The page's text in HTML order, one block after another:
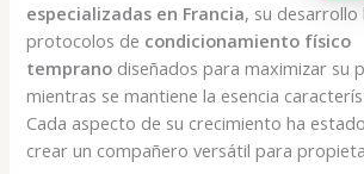
especializadas en Francia, su desarrollo
protocolos de condicionamiento físico
temprano diseñados para maximizar su
mientras se mantiene la esencia
Cada aspecto de su crecimiento ha
crear un compañero versátil para